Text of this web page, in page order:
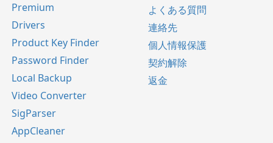
Premium
Drivers
Product Key Finder
Password Finder
Local Backup
Video Converter
SigParser
AppCleaner
よくある質問
連絡先
個人情報保護
契約解除
返金